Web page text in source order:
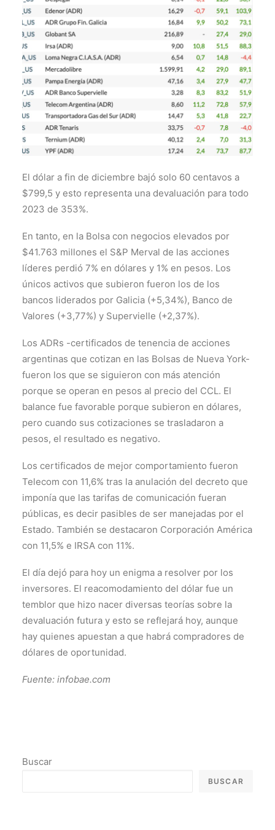
El dólar a fin de diciembre bajó solo 60 centavos a
$799,5 y esto representa una devaluación para todo
2023 de 353%.
En tanto, en la Bolsa con negocios elevados por
$41.763 millones el S&P Merval de las acciones
líderes perdió 7% en dólares y 1% en pesos. Los
únicos activos que subieron fueron los de los
bancos liderados por Galicia (+5,34%), Banco de
Valores (+3,77%) y Supervielle (+2,37%).
Los ADRs -certificados de tenencia de acciones
argentinas que cotizan en las Bolsas de Nueva York-
fueron los que se siguieron con más atención
porque se operan en pesos al precio del CCL. El
balance fue favorable porque subieron en dólares,
pero cuando sus cotizaciones se trasladaron a
pesos, el resultado es negativo.
Los certificados de mejor comportamiento fueron
Telecom con 11,6% tras la anulación del decreto que
imponía que las tarifas de comunicación fueran
públicas, es decir pasibles de ser manejadas por el
Estado. También se destacaron Corporación América
con 11,5% e IRSA con 11%.
El día dejó para hoy un enigma a resolver por los
inversores. El reacomodamiento del dólar fue un
temblor que hizo nacer diversas teorías sobre la
devaluación futura y esto se reflejará hoy, aunque
hay quienes apuestan a que habrá compradores de
dólares de oportunidad.
Fuente: infobae.com
Buscar
BUSCAR